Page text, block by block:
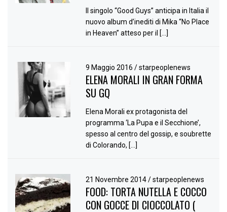
Il singolo “Good Guys” anticipa in Italia il
nuovo album d’inediti di Mika “No Place
in Heaven” atteso per il […]
9 Maggio 2016/ starpeoplenews
ELENA MORALI IN GRAN FORMA
SU GQ
Elena Morali ex protagonista del
programma ‘La Pupa e il Secchione’,
spesso al centro del gossip, e soubrette
di Colorando, […]
21 Novembre 2014/ starpeoplenews
FOOD: TORTA NUTELLA E COCCO
CON GOCCE DI CIOCCOLATO (